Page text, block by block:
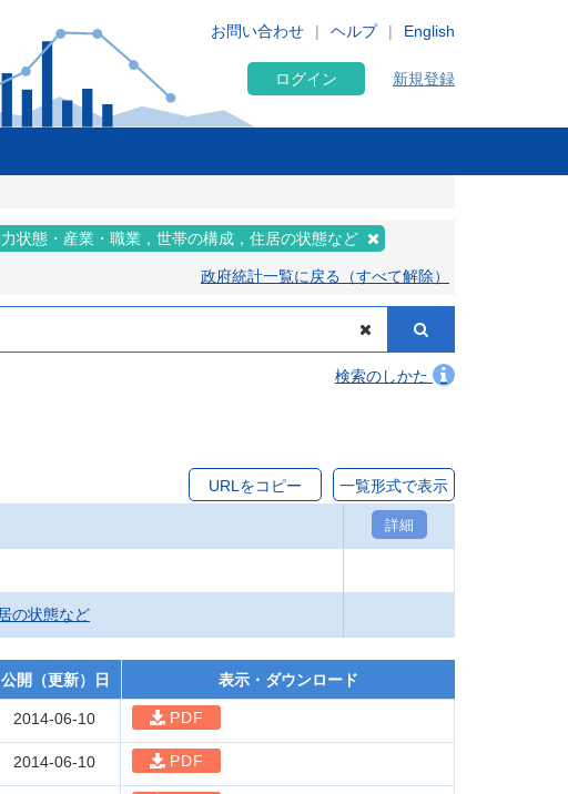
English
お問い合わせ ヘルプ
ログイン 新規登録
状態・産業・職業，世帯の構成，住居の状態など
政府統計一覧に戻る（すべて解除）
検索のしかた
URLをコピー 一覧形式で表示
詳細
の状態など
公開（更新）日 表示・ダウンロード
2014-06-10 PDF
2014-06-10 PDF